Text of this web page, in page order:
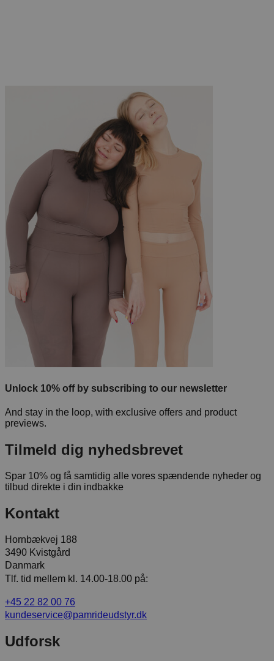
Unlock 10% off by subscribing to our newsletter
And stay in the loop, with exclusive offers and product
previews.
Tilmeld dig nyhedsbrevet
Spar 10% og få samtidig alle vores spændende nyheder og
tilbud direkte i din indbakke
Kontakt
Hornbækvej 188
3490 Kvistgård
Danmark
Tlf. tid mellem kl. 14.00-18.00 på:
+45 22 82 00 76
kundeservice@pamrideudstyr.dk
Udforsk